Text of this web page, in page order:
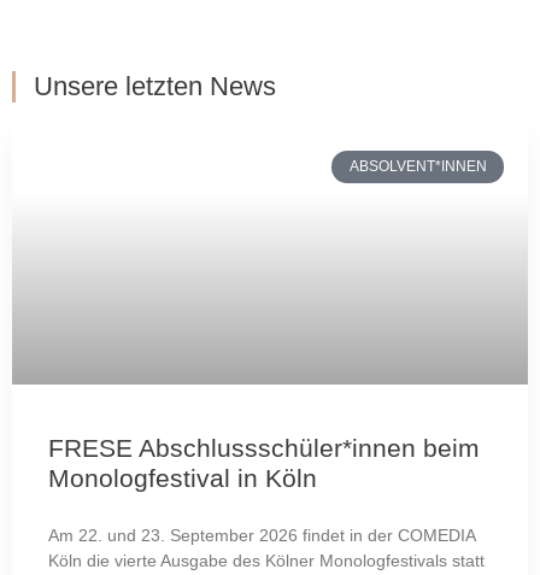
Unsere letzten News
ABSOLVENT*INNEN
FRESE Abschlussschüler*innen beim
Monologfestival in Köln
Am 22. und 23. September 2026 findet in der COMEDIA
Köln die vierte Ausgabe des Kölner Monologfestivals statt